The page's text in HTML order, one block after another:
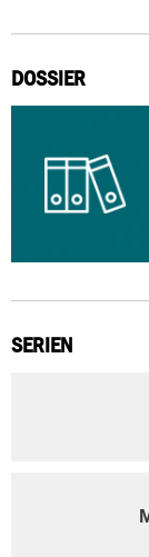
DOSSIER
SERIEN